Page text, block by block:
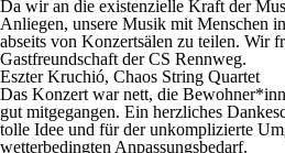
Da wir an die existenzielle Kraft der
Anliegen, unsere Musik mit Menschen
abseits von Konzertsälen zu teilen. Wir
Gastfreundschaft der CS Rennweg.
Eszter Kruchió, Chaos String Quartet
Das Konzert war nett, die
gut mitgegangen. Ein herzliches
tolle Idee und für der unkomplizierte
wetterbedingten Anpassungsbedarf.